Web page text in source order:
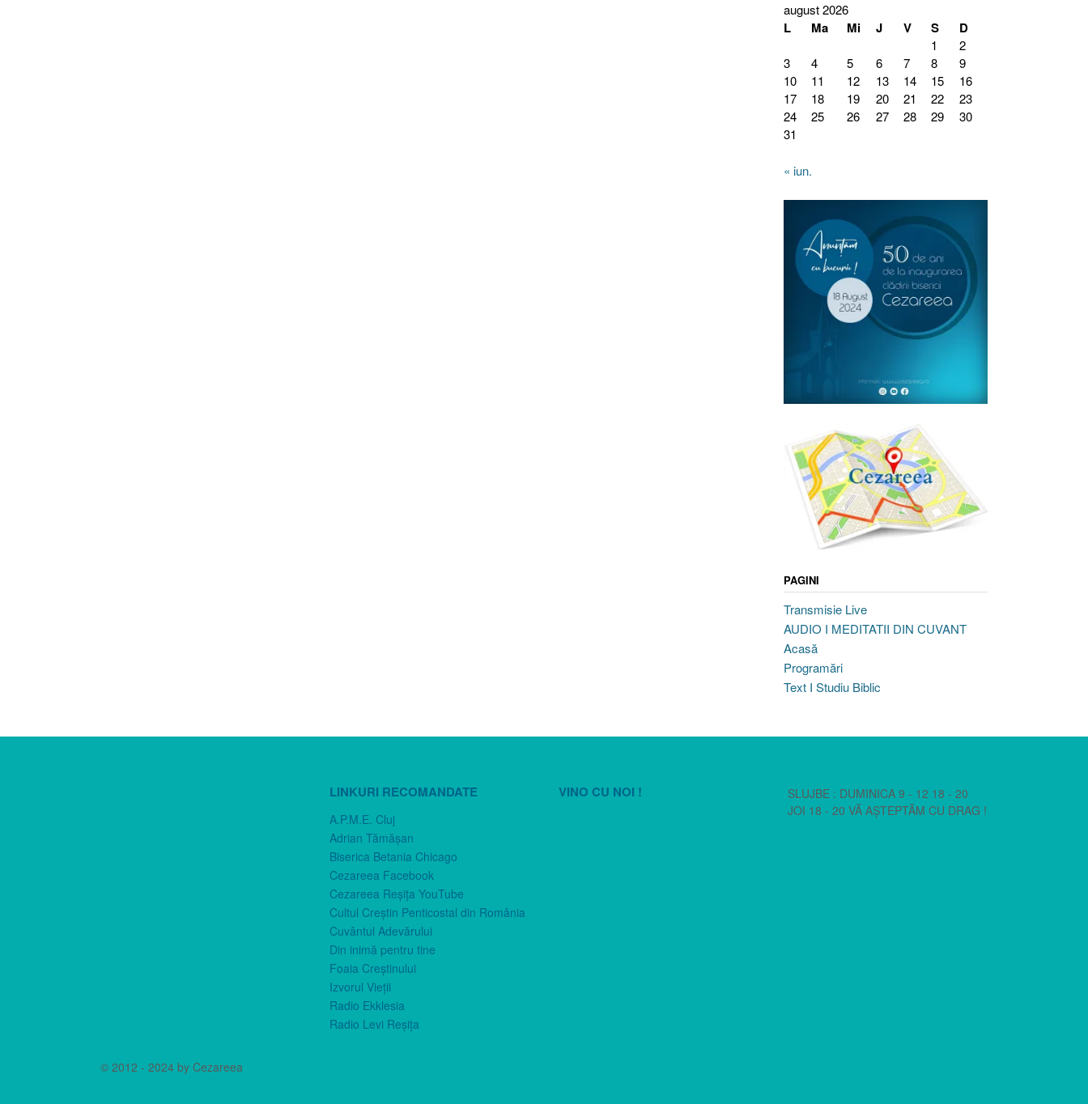
august 2026
L Ma Mi J V S D
1
2
3
4 5 6 7 8
9
10
11 12 13 14 15
16
17
18 19 20 21 22
23
24
25 26 27 28 29
30
31
« iun.
PAGINI
Transmisie Live
AUDIO I MEDITATII DIN CUVANT
Acasă
Programări
Text I Studiu Biblic
LINKURI RECOMANDATE
A.P.M.E. Cluj
Adrian Tămăşan
Biserica Betania Chicago
Cezareea Facebook
Cezareea Reşiţa YouTube
Cultul Creştin Penticostal din România
Cuvântul Adevărului
Din inimă pentru tine
Foaia Creştinului
Izvorul Vieţii
Radio Ekklesia
Radio Levi Reşiţa
VINO CU NOI !
SLUJBE : DUMINICA 9 - 12 18 - 20
JOI 18 - 20 VĂ AȘTEPTĂM CU DRAG !
© 2012 - 2024 by Cezareea